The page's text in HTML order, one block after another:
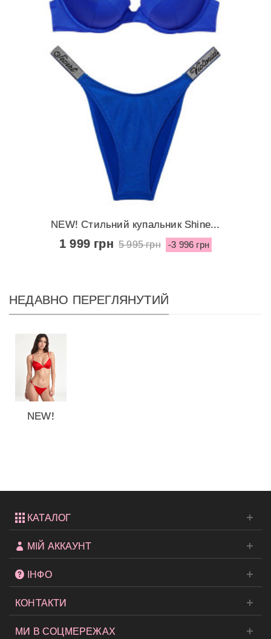
NEW! Стильний купальник Shine...
1 999 грн 5 995 грн -3 996 грн
НЕДАВНО ПЕРЕГЛЯНУТИЙ
NEW!
КАТАЛОГ
МІЙ АККАУНТ
ІНФО
КОНТАКТИ
МИ В СОЦМЕРЕЖАХ